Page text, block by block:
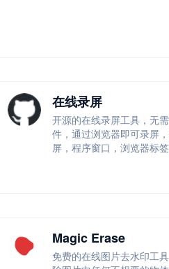
在线录屏
开源的在线录屏工具，无
件，通过浏览器即可录屏
屏，程序窗口，浏览器标
Magic Erase
免费的在线图片去水印工